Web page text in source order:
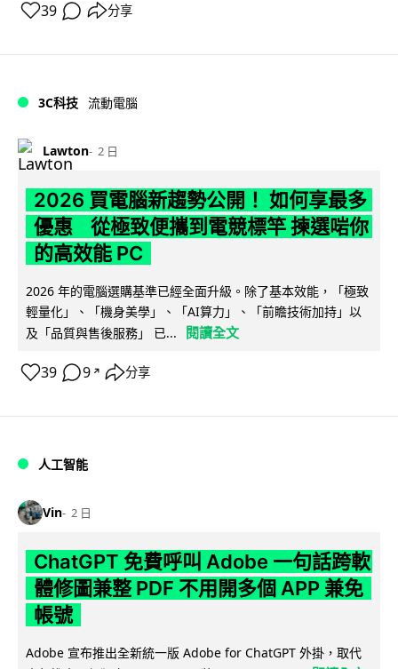
39 分享
3C科技 流動電腦
Lawton 2 日
2026 買電腦新趨勢公開！ 如何享最多
優惠 從極致便攜到電競標竿 揀選啱你
的高效能 PC
2026 年的電腦選購基準已經全面升級。除了基本效能，「極致
輕量化」、「機身美學」、「AI算力」、「前瞻技術加持」以
及「品質與售後服務」 已...
閱讀全文
39 9 ↗ 分享
人工智能
Vin 2 日
ChatGPT 免費呼叫 Adobe 一句話跨軟
體修圖兼整 PDF 不用開多個 APP 兼免
帳號
Adobe 宣布推出全新統一版 Adobe for ChatGPT 外掛，取代